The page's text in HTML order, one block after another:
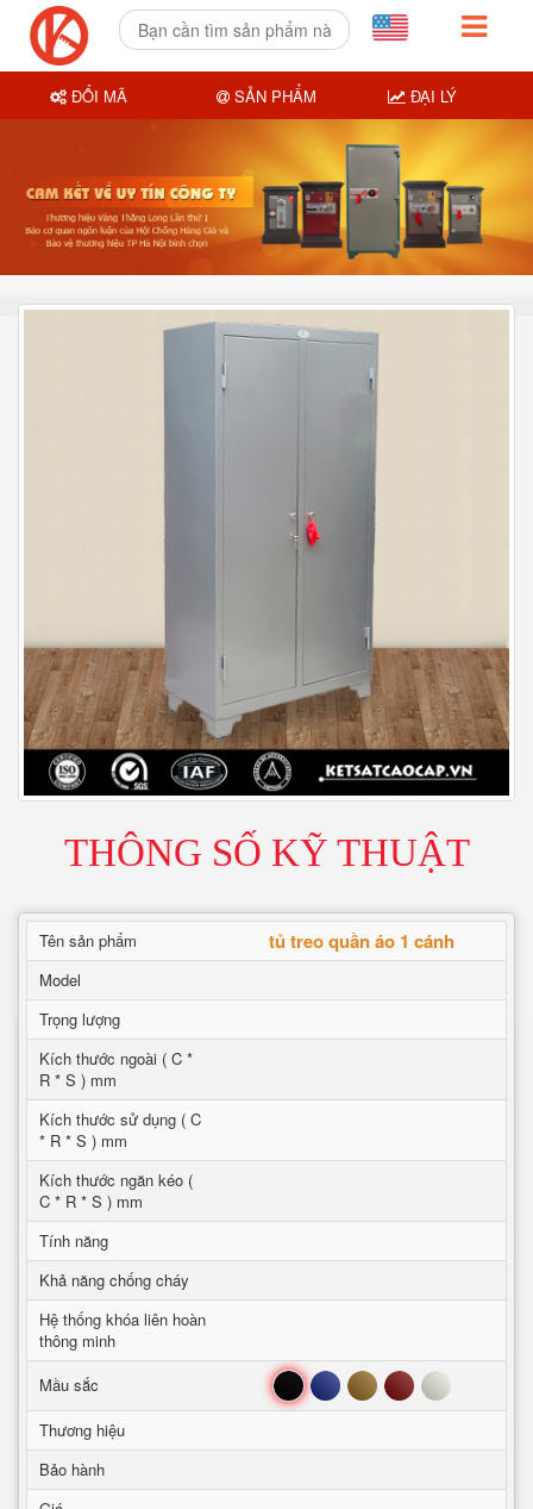
THÔNG SỐ KỸ THUẬT
Tên sản phẩm tủ treo quần áo 1 cánh
Model
Trọng lượng
Kích thước ngoài ( C *
R * S ) mm
Kích thước sử dụng ( C
* R * S ) mm
Kích thước ngăn kéo (
C * R * S ) mm
Tính năng
Khả năng chống cháy
Hệ thống khóa liên hoàn
thông minh
Mầu sắc
Đen Xanh Nâu Đỏ Trắng
Thương hiệu
Bảo hành
ĐỔI MÃ SẢN PHẨM ĐẠI LÝ